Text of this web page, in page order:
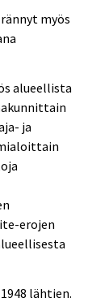
myös
alueellista
ja
erojen
lähtien.